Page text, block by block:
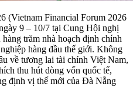
(Vietnam Financial Forum 2026
9 – 10/7 tại Cung Hội nghị
trăm nhà hoạch định chính
hàng đầu thế giới. Không
về tương lai tài chính Việt Nam,
thu hút dòng vốn quốc tế,
định vị thế mới của Đà Nẵng